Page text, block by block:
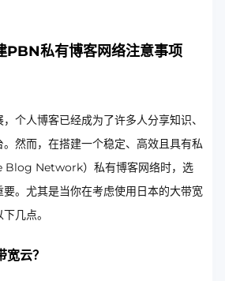
PBN私有博客网络注意事项
个人博客已经成为了许多人分享知识、
然而，在搭建一个稳定、高效且具有私
Blog Network）私有博客网络时，选
。尤其是当你在考虑使用日本的大带宽
几点。
云？